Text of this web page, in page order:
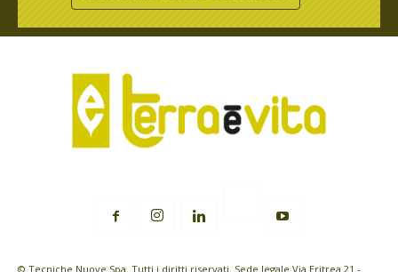
© Tecniche Nuove Spa. Tutti i diritti riservati. Sede legale Via Eritrea 21 -